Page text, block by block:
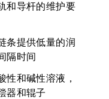
和导杆的维护要
条提供低量的润
隔时间
性和碱性溶液，
器和辊子